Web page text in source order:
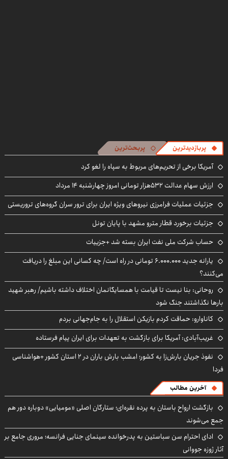
پربازدیدترین پربحث‌ترین
آمریکا برخی از تحریم‌های مربوط به سپاه را لغو کرد
ارزش سهام عدالت ۵۳۲هزار تومانی امروز چهارشنبه ۱۴ مرداد
جزئیات عملیات فرامرزی نیروهای ویژه ایران برای ترور سران گروه‌های تروریستی
جزئیات برخورد قطار مترو مشهد با پایان تونل
حساب‌ شرکت ملی نفت ایران بسته شد +جزییات
یارانه جدید ۶.۰۰۰.۰۰۰ تومانی در راه است/ چه کسانی این مبلغ را دریافت
می‌کنند؟
روحانی: بنا نیست تا قیامت با همسایگانمان اختلاف داشته باشیم/ رهبر شهید
بارها نگذاشتند جنگ شود
کاناوارو: حماقت کردم بازیکن استقلال را به جام‌جهانی بردم
غریب‌آبادی: آمریکا برای بازگشت به تعهدات برای ایران پیام فرستاده
نفوذ جریان بارش‌زا به کشور؛ امشب بارش باران در ۲ استان کشور +هواشناسی
فردا
آخرین مطالب
بازگشت ارواح باستان به پرده نقره‌ای؛ ستارگان اصلی «مومیایی» دوباره دور هم
جمع می‌شوند
ادای احترام سن سباستین به پدرخوانده سینمای جنایی فرانسه؛ مروری جامع بر
آثار ژوزه جووانی